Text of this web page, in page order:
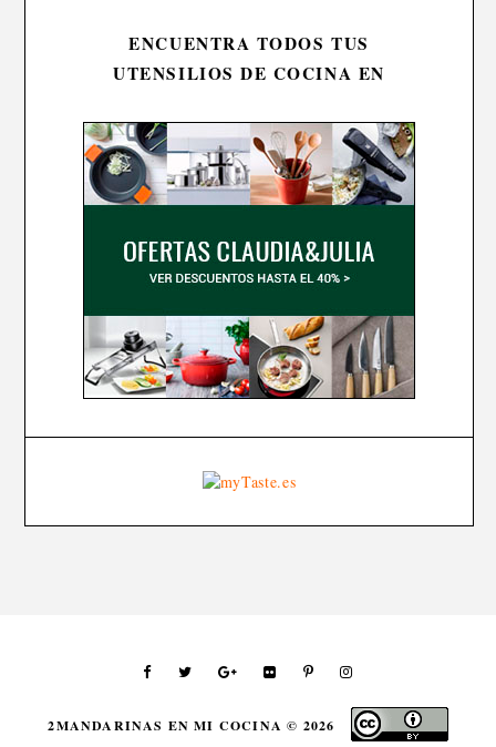
ENCUENTRA TODOS TUS
UTENSILIOS DE COCINA EN
2MANDARINAS EN MI COCINA © 2026